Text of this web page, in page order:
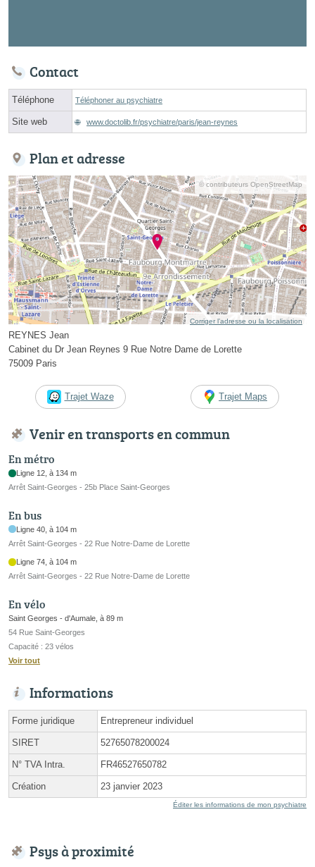
Contact
Téléphone Téléphoner au psychiatre
Site web www.doctolib.fr/psychiatre/paris/jean-reynes
Plan et adresse
© contributeurs OpenStreetMap
Corriger l’adresse ou la localisation
REYNES Jean
Cabinet du Dr Jean Reynes 9 Rue Notre Dame de Lorette
75009 Paris
Trajet Waze Trajet Maps
Venir en transports en commun
En métro
Ligne 12, à 134 m
Arrêt Saint-Georges - 25b Place Saint-Georges
En bus
Ligne 40, à 104 m
Arrêt Saint-Georges - 22 Rue Notre-Dame de Lorette
Ligne 74, à 104 m
Arrêt Saint-Georges - 22 Rue Notre-Dame de Lorette
En vélo
Saint Georges - d'Aumale, à 89 m
54 Rue Saint-Georges
Capacité : 23 vélos
Voir tout
Informations
Forme juridique Entrepreneur individuel
SIRET 52765078200024
N° TVA Intra. FR46527650782
Création 23 janvier 2023
Éditer les informations de mon psychiatre
Psys à proximité